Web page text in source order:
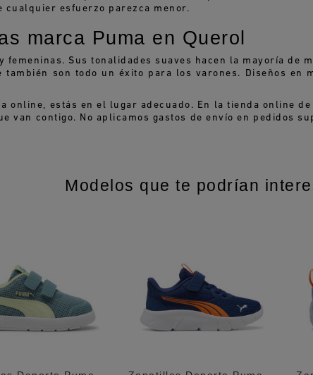
esfuerzo parezca menor.
marca Puma en Querol
femeninas. Sus tonalidades suaves hacen la mayoría de
son todo un éxito para los varones. Diseños en
online, estás en el lugar adecuado. En la tienda online
van contigo. No aplicamos gastos de envío en pedidos
Modelos que te podrían